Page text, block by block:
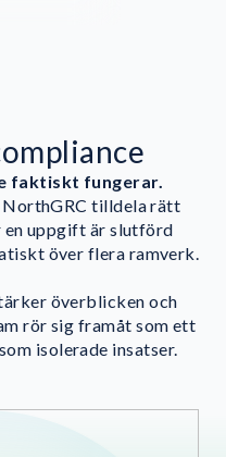
faktiskt fungerar.
NorthGRC tilldela rätt
uppgift är slutförd
över flera ramverk.
överblicken och
rör sig framåt som ett
isolerade insatser.